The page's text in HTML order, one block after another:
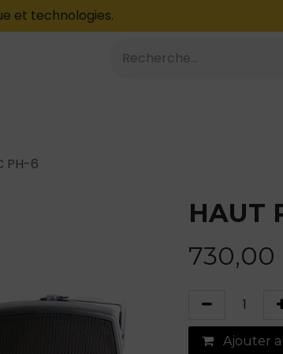
et technologies.
PH-6
HAUT
730,00
Ajouter